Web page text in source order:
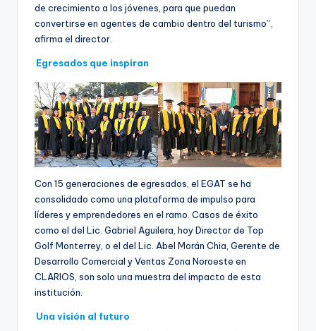
de crecimiento a los jóvenes, para que puedan
convertirse en agentes de cambio dentro del turismo”,
afirma el director.
Egresados que inspiran
Con 15 generaciones de egresados, el EGAT se ha
consolidado como una plataforma de impulso para
líderes y emprendedores en el ramo. Casos de éxito
como el del Lic. Gabriel Aguilera, hoy Director de Top
Golf Monterrey, o el del Lic. Abel Morán Chia, Gerente de
Desarrollo Comercial y Ventas Zona Noroeste en
CLARIOS, son solo una muestra del impacto de esta
institución.
Una visión al futuro